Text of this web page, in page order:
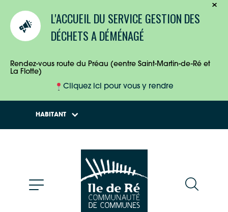
L'ACCUEIL DU SERVICE GESTION DES
DÉCHETS A DÉMÉNAGÉ
Rendez-vous route du Préau (eentre Saint-Martin-de-Ré et
La Flotte)
Cliquez ici pour vous y rendre
HABITANT
ENTREPRISES